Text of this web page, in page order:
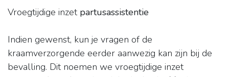
Vroegtijdige inzet partusassistentie
Indien gewenst, kun je vragen of de
kraamverzorgende eerder aanwezig kan zijn bij de
bevalling. Dit noemen we vroegtijdige inzet